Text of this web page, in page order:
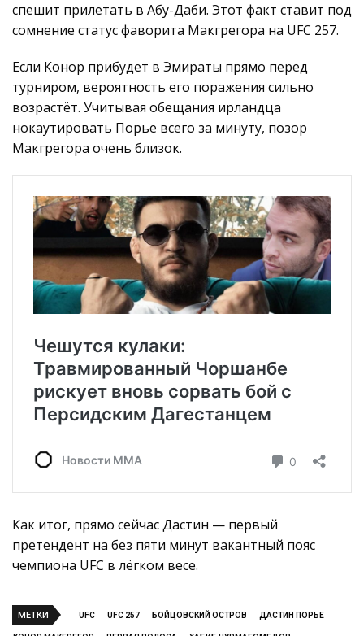
спешит прилетать в Абу-Даби. Этот факт ставит под
сомнение статус фаворита Макгрегора на UFC 257.
Если Конор прибудет в Эмираты прямо перед
турниром, вероятность его поражения сильно
возрастёт. Учитывая обещания ирландца
нокаутировать Порье всего за минуту, позор
Макгрегора очень близок.
Как итог, прямо сейчас Дастин — первый
претендент на без пяти минут вакантный пояс
чемпиона UFC в лёгком весе.
МЕТКИ UFC UFC 257 БОЙЦОВСКИЙ ОСТРОВ ДАСТИН ПОРЬЕ